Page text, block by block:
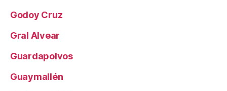
Godoy Cruz
Gral Alvear
Guardapolvos
Guaymallén